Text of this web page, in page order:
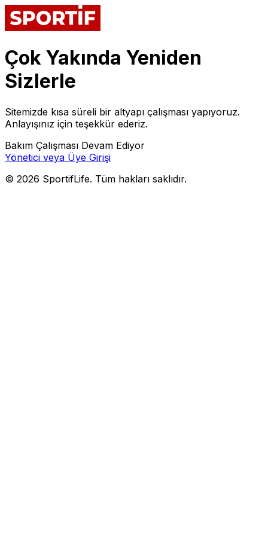
Çok Yakında Yeniden
Sizlerle
Sitemizde kısa süreli bir altyapı çalışması yapıyoruz.
Anlayışınız için teşekkür ederiz.
Bakım Çalışması Devam Ediyor
Yönetici veya Üye Girişi
© 2026 SportifLife. Tüm hakları saklıdır.